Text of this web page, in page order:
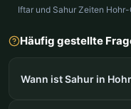
Iftar und Sahur Zeiten
Häufig gestellte
Wann ist Sahur in